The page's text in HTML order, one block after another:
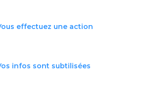
effectuez une action
infos sont subtilisées